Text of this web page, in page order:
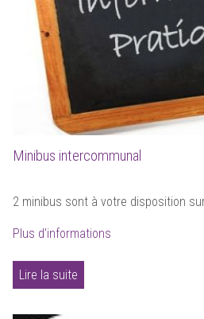
Minibus intercommunal
2 minibus sont à votre disposition
Plus d'informations
Lire la suite